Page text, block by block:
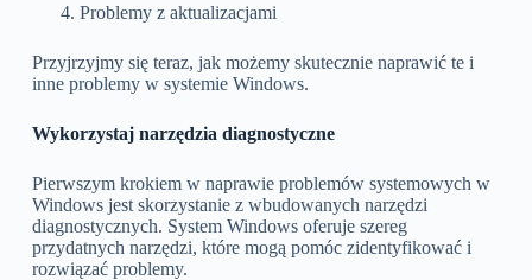
Problemy z aktualizacjami
Przyjrzyjmy się teraz, jak możemy skutecznie naprawić te i
inne problemy w systemie Windows.
Wykorzystaj narzędzia diagnostyczne
Pierwszym krokiem w naprawie problemów systemowych w
Windows jest skorzystanie z wbudowanych narzędzi
diagnostycznych. System Windows oferuje szereg
przydatnych narzędzi, które mogą pomóc zidentyfikować i
rozwiązać problemy.